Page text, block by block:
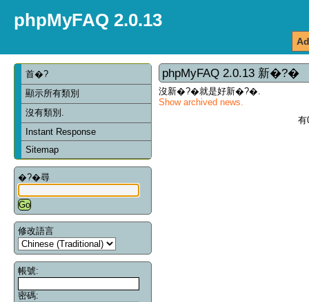
phpMyFAQ 2.0.13
首�?
顯示所有類別
沒有類別.
Instant Response
Sitemap
�?�尋
修改語言
帳號:
密碼:
phpMyFAQ 2.0.13 新�?�
沒新�?�就是好新�?�.
Show archived news.
有